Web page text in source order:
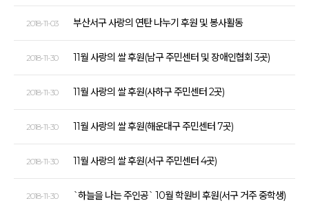
2018-11-03 부산서구 사랑의 연탄 나누기 후원 및 봉사활동
2018-11-30 11월 사랑의 쌀 후원(남구 주민센터 및 장애인협회 3곳)
2018-11-30 11월 사랑의 쌀 후원(사하구 주민센터 2곳)
2018-11-30 11월 사랑의 쌀 후원(해운대구 주민센터 7곳)
2018-11-30 11월 사랑의 쌀 후원(서구 주민센터 4곳)
2018-11-30 `하늘을 나는 주인공` 10월 학원비 후원(서구 거주 중학생)